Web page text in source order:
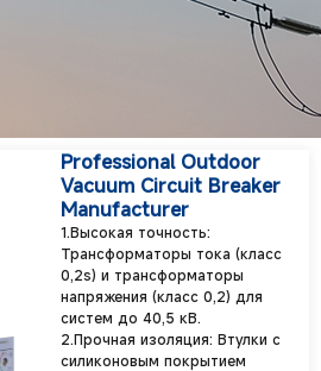
Professional Outdoor
Vacuum Circuit Breaker
Manufacturer
1.Высокая точность:
Трансформаторы тока (класс
0,2s) и трансформаторы
напряжения (класс 0,2) для
систем до 40,5 кВ.
2.Прочная изоляция: Втулки с
силиконовым покрытием